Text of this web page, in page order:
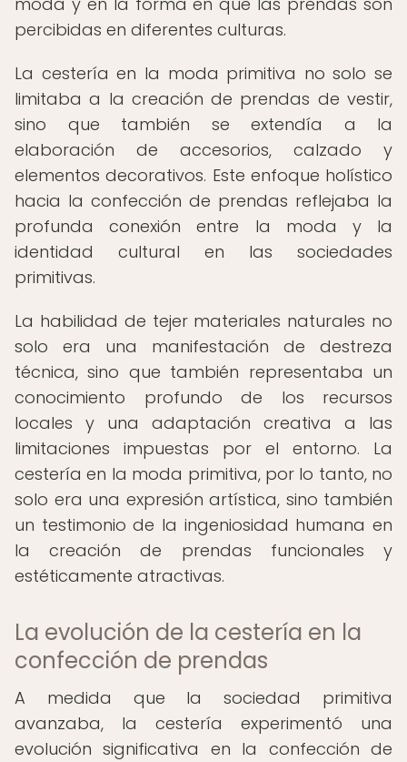
percibidas en diferentes culturas.
La cestería en la moda primitiva no solo se
limitaba a la creación de prendas de vestir,
sino que también se extendía a la
elaboración de accesorios, calzado y
elementos decorativos. Este enfoque holístico
hacia la confección de prendas reflejaba la
profunda conexión entre la moda y la
identidad cultural en las sociedades
primitivas.
La habilidad de tejer materiales naturales no
solo era una manifestación de destreza
técnica, sino que también representaba un
conocimiento profundo de los recursos
locales y una adaptación creativa a las
limitaciones impuestas por el entorno. La
cestería en la moda primitiva, por lo tanto, no
solo era una expresión artística, sino también
un testimonio de la ingeniosidad humana en
la creación de prendas funcionales y
estéticamente atractivas.
La evolución de la cestería en la
confección de prendas
A medida que la sociedad primitiva
avanzaba, la cestería experimentó una
evolución significativa en la confección de